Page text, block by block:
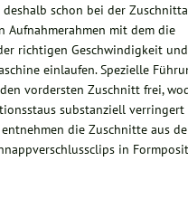
deshalb schon bei der
Aufnahmerahmen mit dem die
richtigen Geschwindigkeit
einlaufen. Spezielle
vordersten Zuschnitt frei,
substanziell verringert
die Zuschnitte aus
in